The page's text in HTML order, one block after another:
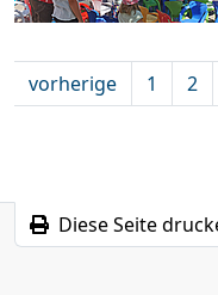
vorherige 1 2
Diese Seite